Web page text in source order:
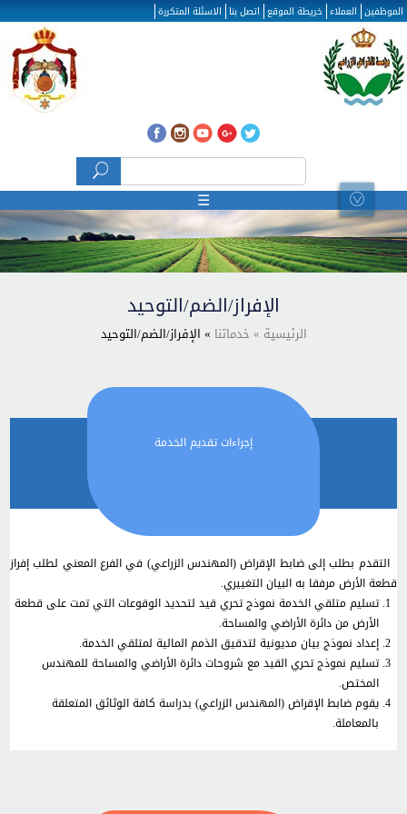
تجاوز إلى المحتوى الرئيسي
الموظفين العملاء خريطة الموقع اتصل بنا الاسئلة المتكررة
☰
الإفراز/الضم/التوحيد
الرئيسية » خدماتنا » الإفراز/الضم/التوحيد
إجراءات تقديم الخدمة
التقدم بطلب إلى ضابط الإقراض (المهندس الزراعي) في الفرع المعني لطلب إفراز
قطعة الأرض مرفقا به البيان التغييري.
تسليم متلقي الخدمة نموذج تحري قيد لتحديد الوقوعات التي تمت على قطعة
الأرض من دائرة الأراضي والمساحة.
إعداد نموذج بيان مديونية لتدقيق الذمم المالية لمتلقي الخدمة.
تسليم نموذج تحري القيد مع شروحات دائرة الأراضي والمساحة للمهندس
المختص.
يقوم ضابط الإقراض (المهندس الزراعي) بدراسة كافة الوثائق المتعلقة
بالمعاملة.